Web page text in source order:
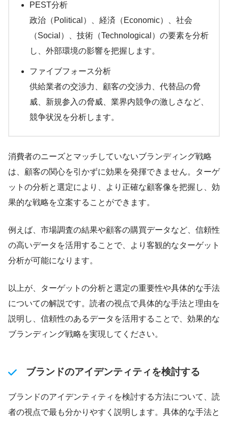
PEST分析
政治（Political）、経済（Economic）、社会
（Social）、技術（Technological）の要素を分析
し、外部環境の影響を把握します。
ファイブフォース分析
供給業者の交渉力、顧客の交渉力、代替品の脅
威、新規参入の脅威、業界内競争の激しさなど、
競争状況を分析します。
消費者のニーズとマッチしていないブランディング戦略
は、顧客の関心を引かずに効果を発揮できません。ターゲ
ットの分析と選定により、より正確な顧客像を把握し、効
果的な戦略を立案することができます。
例えば、市場調査の結果や顧客の購買データなど、信頼性
の高いデータを活用することで、より客観的なターゲット
分析が可能になります。
以上が、ターゲットの分析と選定の重要性や具体的な手法
についての解説です。読者の視点で具体的な手法と理由を
説明し、信頼性のあるデータを活用することで、効果的な
ブランディング戦略を実現してください。
ブランドのアイデンティティを検討する
ブランドのアイデンティティを検討する方法について、読
者の視点で最も分かりやすく説明します。具体的な手法と